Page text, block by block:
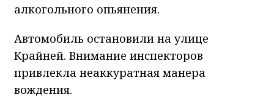
алкогольного опьянения.
Автомобиль остановили на улице
Крайней. Внимание инспекторов
привлекла неаккуратная манера
вождения.